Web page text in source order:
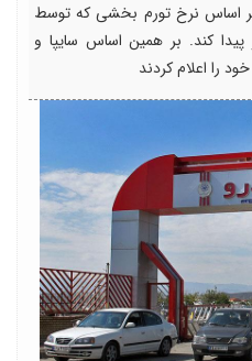
اساس نرخ تورم بخشی که توسط
پیدا کند. بر همین اساس سایپا و
را اعلام کردند